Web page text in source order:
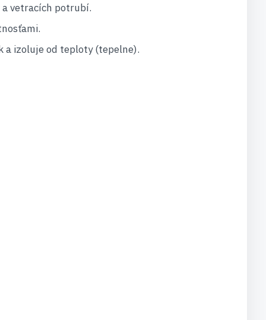
a vetracích potrubí.
a izoluje od teploty (tepelne).